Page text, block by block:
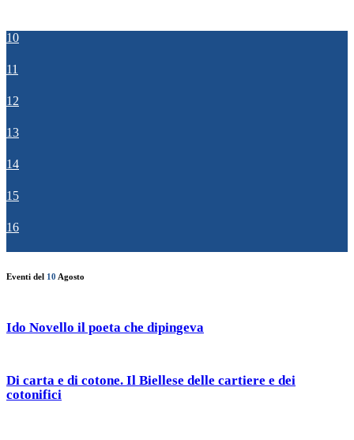
10
11
12
13
14
15
16
Eventi del 10 Agosto
Ido Novello il poeta che dipingeva
Di carta e di cotone. Il Biellese delle cartiere e dei
cotonifici